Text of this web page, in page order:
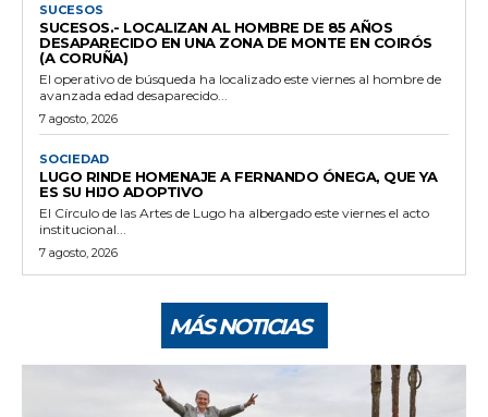
SUCESOS
SUCESOS.- LOCALIZAN AL HOMBRE DE 85 AÑOS
DESAPARECIDO EN UNA ZONA DE MONTE EN COIRÓS
(A CORUÑA)
El operativo de búsqueda ha localizado este viernes al hombre de
avanzada edad desaparecido...
7 agosto, 2026
SOCIEDAD
LUGO RINDE HOMENAJE A FERNANDO ÓNEGA, QUE YA
ES SU HIJO ADOPTIVO
El Círculo de las Artes de Lugo ha albergado este viernes el acto
institucional...
7 agosto, 2026
MÁS NOTICIAS